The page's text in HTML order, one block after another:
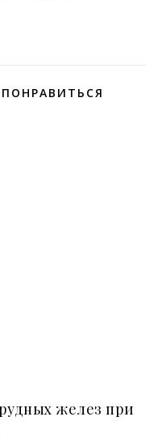
желез при